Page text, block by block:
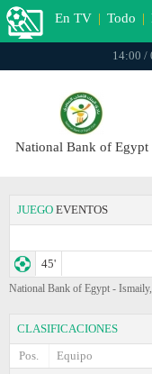
En TV | Todo |
14:00 /
National Bank of Egypt
JUEGO EVENTOS
45'
National Bank of Egypt -
CLASIFICACIONES
Pos.
Equipo